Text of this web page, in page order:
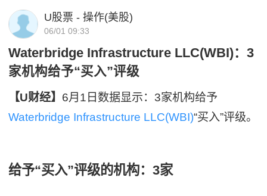
U股票 - 操作(美股)
06/01 09:33
Waterbridge Infrastructure LLC(WBI)：3
家机构给予“买入”评级
【U财经】 6月1日数据显示：3家机构给予
Waterbridge Infrastructure LLC(WBI)“买入”评级。
给予“买入”评级的机构：3家